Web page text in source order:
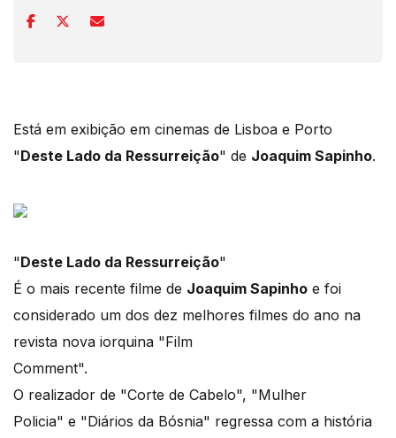
Está em exibição em cinemas de Lisboa e Porto
"Deste Lado da Ressurreição" de Joaquim Sapinho.
"Deste Lado da Ressurreição"
É o mais recente filme de Joaquim Sapinho e foi
considerado um dos dez melhores filmes do ano na
revista nova iorquina "Film
Comment".
O realizador de "Corte de Cabelo", "Mulher
Policia" e "Diários da Bósnia" regressa com a história